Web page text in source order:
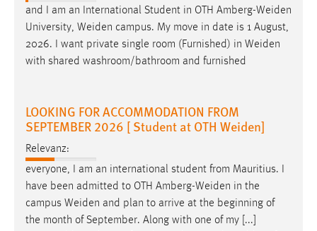
and I am an International Student in OTH Amberg-Weiden
University, Weiden campus. My move in date is 1 August,
2026. I want private single room (Furnished) in Weiden
with shared washroom/bathroom and furnished
LOOKING FOR ACCOMMODATION FROM
SEPTEMBER 2026 [ Student at OTH Weiden]
Relevanz:
everyone, I am an international student from Mauritius. I
have been admitted to OTH Amberg-Weiden in the
campus Weiden and plan to arrive at the beginning of
the month of September. Along with one of my [...]